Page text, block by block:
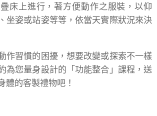
床上進行，著方便動作之服裝，以仰
坐姿或站姿等等，依當天實際狀況來決
作習慣的困擾，想要改變或探索不一樣
為您量身設計的「功能整合」課程，送
體的客製禮物吧！